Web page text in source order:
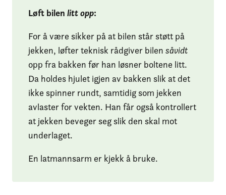
Løft bilen litt opp:
For å være sikker på at bilen står støtt på
jekken, løfter teknisk rådgiver bilen såvidt
opp fra bakken før han løsner boltene litt.
Da holdes hjulet igjen av bakken slik at det
ikke spinner rundt, samtidig som jekken
avlaster for vekten. Han får også kontrollert
at jekken beveger seg slik den skal mot
underlaget.
En latmannsarm er kjekk å bruke.